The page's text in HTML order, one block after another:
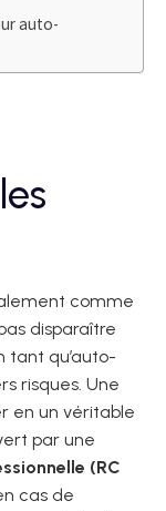
auto-
comme
disparaître
tant qu’auto-
risques. Une
en un véritable
par une
(RC
cas de